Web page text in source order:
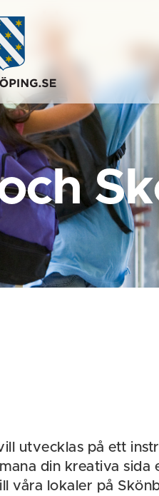
utvecklas på ett
din kreativa sida
våra lokaler på